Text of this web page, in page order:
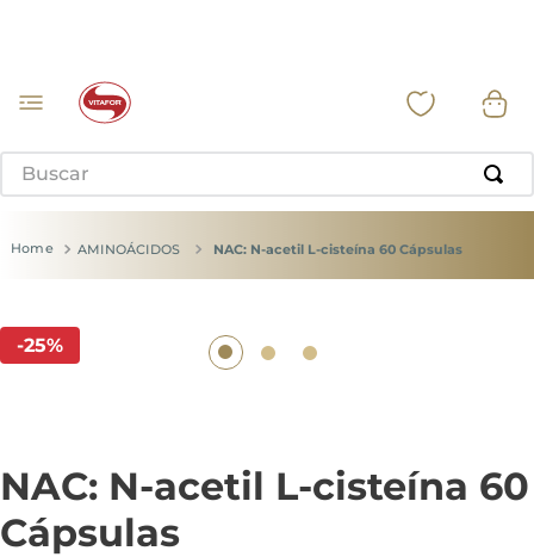
Buscar
AMINOÁCIDOS NAC: N-acetil L-cisteína 60 Cápsulas
NAC: N-acetil L-cisteína 60
Cápsulas
-25%